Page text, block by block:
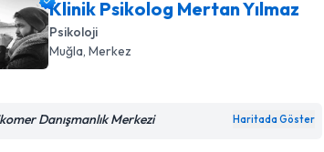
Klinik Psikolog Mertan Yılmaz
Psikoloji
Muğla , Merkez
Danışmanlık Merkezi Haritada Göster